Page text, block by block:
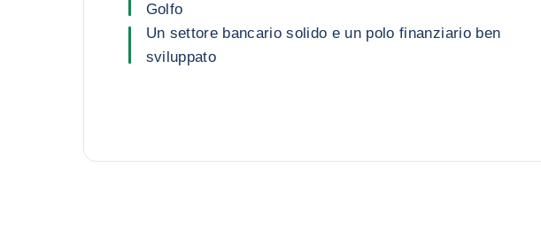
Golfo
Un settore bancario solido e un polo finanziario ben
sviluppato